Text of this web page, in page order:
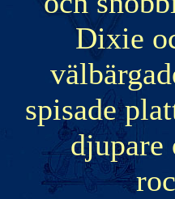
Dixie
spisade
djupare